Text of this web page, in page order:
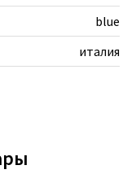
blue
италия